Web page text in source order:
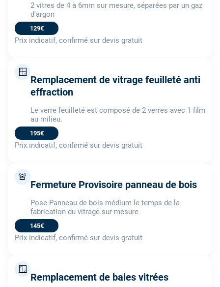
2 vitres de 4 à 6mm sur mesure, séparées par un gaz
d'argon
129€
Prix indicatif, confirmé sur devis gratuit
🪟
Remplacement de vitrage feuilleté anti
effraction
Le verre feuilleté est composé de 2 verres avec 1 film
au milieu.
195€
Prix indicatif, confirmé sur devis gratuit
🚨
Fermeture Provisoire panneau de bois
Pose Panneau de bois médium le temps de la
fabrication du vitrage sur mesure
145€
Prix indicatif, confirmé sur devis gratuit
🪟
Remplacement de baies vitrées